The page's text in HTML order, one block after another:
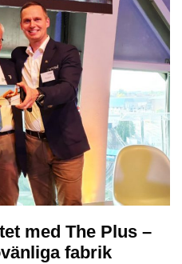
med The Plus –
fabrik